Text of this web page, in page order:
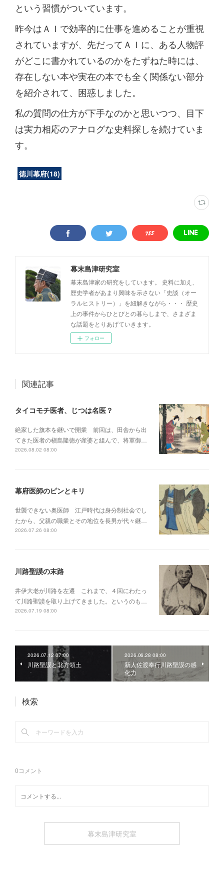
という習慣がついています。
昨今はＡＩで効率的に仕事を進めることが重視
されていますが、先だってＡＩに、ある人物評
がどこに書かれているのかをたずねた時には、
存在しない本や実在の本でも全く関係ない部分
を紹介されて、困惑しました。
私の質問の仕方が下手なのかと思いつつ、目下
は実力相応のアナログな史料探しを続けていま
す。
徳川幕府(18)
幕末島津研究室
幕末島津家の研究をしています。 史料に加え、
歴史学者があまり興味を示さない「史談（オー
ラルヒストリー）」を紐解きながら・・・ 歴史
上の事件からひとびとの暮らしまで、さまざま
な話題をとりあげていきます。
フォロー
関連記事
タイコモチ医者、じつは名医？
絶家した旗本を継いで開業 前回は、田舎から出
てきた医者の槇島隆徳が産婆と組んで、将軍御…
2026.08.02 08:00
幕府医師のピンとキリ
世襲できない奥医師 江戸時代は身分制社会でし
たから、父親の職業とその地位を長男が代々継…
2026.07.26 08:00
川路聖謨の末路
井伊大老が川路を左遷 これまで、４回にわたっ
て川路聖謨を取り上げてきました。というのも…
2026.07.19 08:00
2026.07.12 07:00
川路聖謨と北方領土
2026.06.28 08:00
新人佐渡奉行川路聖謨の感
化力
検索
0コメント
幕末島津研究室